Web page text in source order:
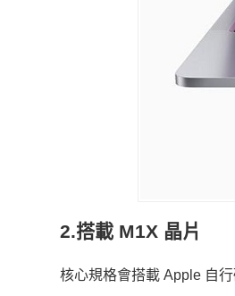
2.搭載 M1X 晶片
核心規格會搭載 Apple 自